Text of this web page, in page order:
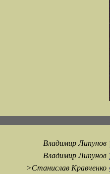
Владимир Липунов
Владимир Липунов
>Станислав Кравченко